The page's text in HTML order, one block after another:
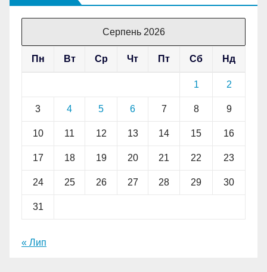
Серпень 2026
Пн Вт Ср Чт Пт Сб Нд
1 2
3 4 5 6 7 8 9
10 11 12 13 14 15 16
17 18 19 20 21 22 23
24 25 26 27 28 29 30
31
« Лип